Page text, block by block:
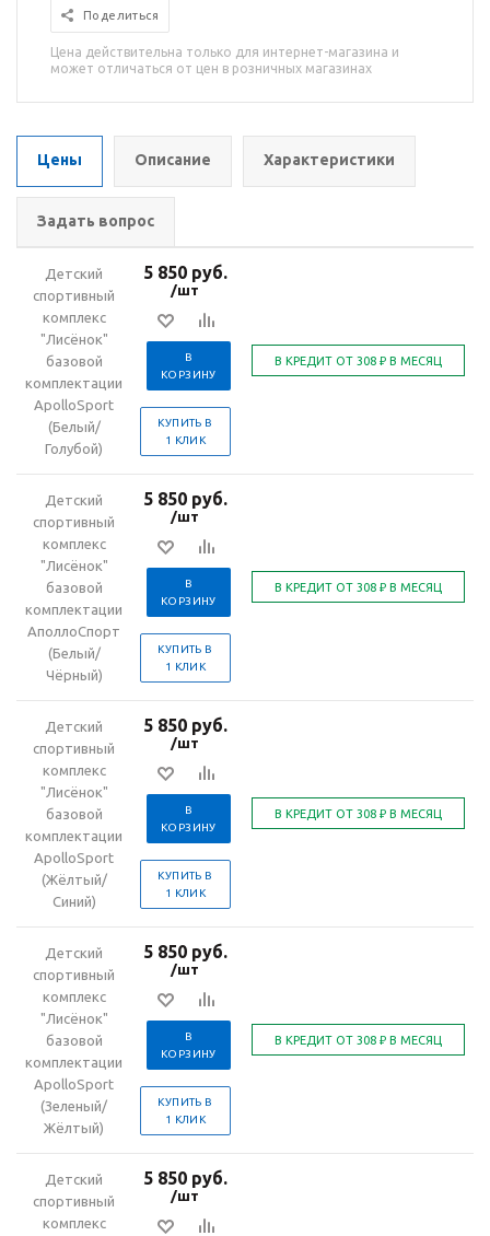
Поделиться
Цена действительна только для интернет-магазина и
может отличаться от цен в розничных магазинах
Цены Описание Характеристики
Задать вопрос
Детский
спортивный
комплекс
"Лисёнок"
базовой
комплектации
ApolloSport
(Белый/
Голубой)
5 850 руб.
/шт
В
КОРЗИНУ
КУПИТЬ В
1 КЛИК
Детский
спортивный
комплекс
"Лисёнок"
базовой
комплектации
АполлоСпорт
(Белый/
Чёрный)
5 850 руб.
/шт
В
КОРЗИНУ
КУПИТЬ В
1 КЛИК
Детский
спортивный
комплекс
"Лисёнок"
базовой
комплектации
ApolloSport
(Жёлтый/
Синий)
5 850 руб.
/шт
В
КОРЗИНУ
КУПИТЬ В
1 КЛИК
Детский
спортивный
комплекс
"Лисёнок"
базовой
комплектации
ApolloSport
(Зеленый/
Жёлтый)
5 850 руб.
/шт
В
КОРЗИНУ
КУПИТЬ В
1 КЛИК
Детский
спортивный
комплекс
5 850 руб.
/шт